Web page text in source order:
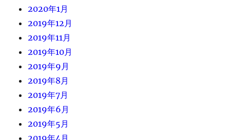
2020年1月
2019年12月
2019年11月
2019年10月
2019年9月
2019年8月
2019年7月
2019年6月
2019年5月
2019年4月